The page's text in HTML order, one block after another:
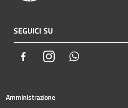
SEGUICI SU
FacebookInstagram
Amministrazione